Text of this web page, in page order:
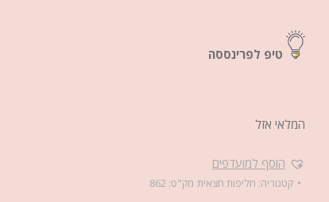
טיפ לפרינססה
המלאי אזל
הוסף למועדפים
קטגוריה: חליפות חצאית מק"ט: 862